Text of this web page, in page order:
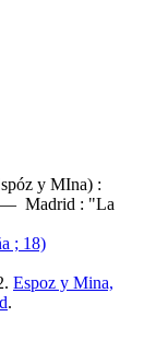
y MIna) :
— Madrid : "La
; 18)
Espoz y Mina,
.